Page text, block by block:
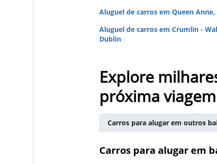
Aluguel de carros em Queen Anne,
Aluguel de carros em Crumlin -
Dublin
Explore
próxima viagem
Carros para alugar em outros
Carros para alugar em